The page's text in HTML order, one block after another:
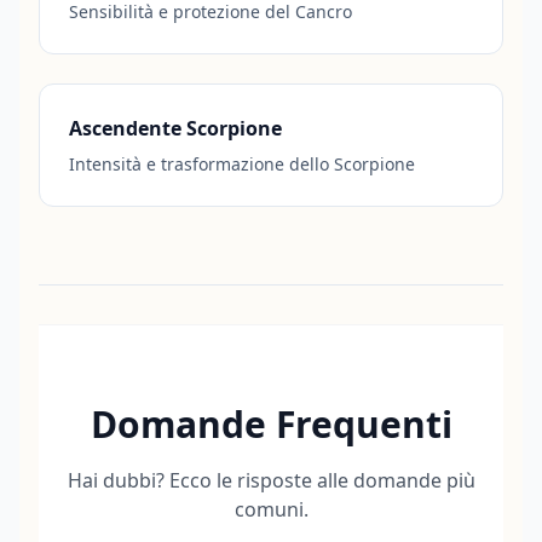
Sensibilità e protezione del Cancro
Ascendente Scorpione
Intensità e trasformazione dello Scorpione
Domande Frequenti
Hai dubbi? Ecco le risposte alle domande più
comuni.